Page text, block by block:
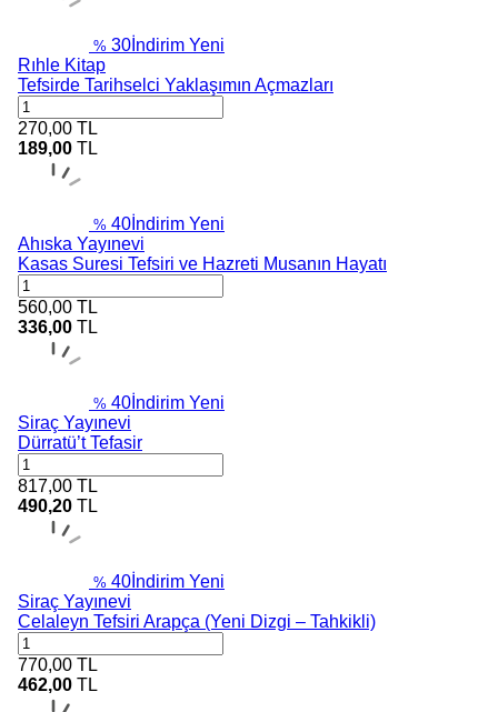
% 30 İndirim Yeni
Rıhle Kitap
Tefsirde Tarihselci Yaklaşımın Açmazları
270,00 TL
189,00 TL
% 40 İndirim Yeni
Ahıska Yayınevi
Kasas Suresi Tefsiri ve Hazreti Musanın Hayatı
560,00 TL
336,00 TL
% 40 İndirim Yeni
Siraç Yayınevi
Dürratü’t Tefasir
817,00 TL
490,20 TL
% 40 İndirim Yeni
Siraç Yayınevi
Celaleyn Tefsiri Arapça (Yeni Dizgi – Tahkikli)
770,00 TL
462,00 TL